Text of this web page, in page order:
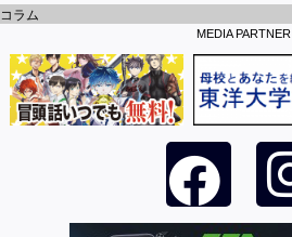
コラム
MEDIA PARTNER